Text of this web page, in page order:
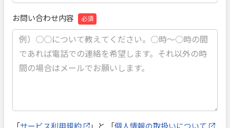
お問い合わせ内容 必須
「サービス利用規約 」と 「個人情報の取扱いについて